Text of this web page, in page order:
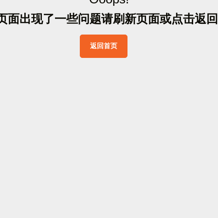
面出现了一些问题请刷新页面或点击返 回
返回首页